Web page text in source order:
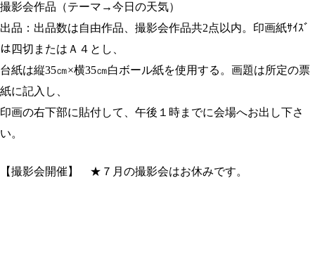
撮影会作品（テーマ→今日の天気）
出品：出品数は自由作品、撮影会作品共2点以内。印画紙ｻｲｽﾞ
は四切またはＡ４とし、
台紙は縦35㎝×横35㎝白ボール紙を使用する。画題は所定の票
紙に記入し、
印画の右下部に貼付して、午後１時までに会場へお出し下さ
い。
【撮影会開催】 ★７月の撮影会はお休みです。